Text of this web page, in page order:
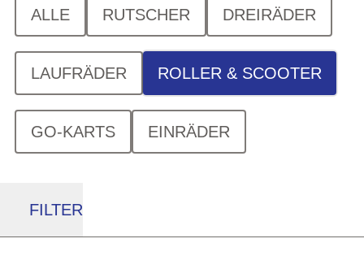
ALLE RUTSCHER DREIRÄDER
LAUFRÄDER ROLLER & SCOOTER
GO-KARTS EINRÄDER
FILTER